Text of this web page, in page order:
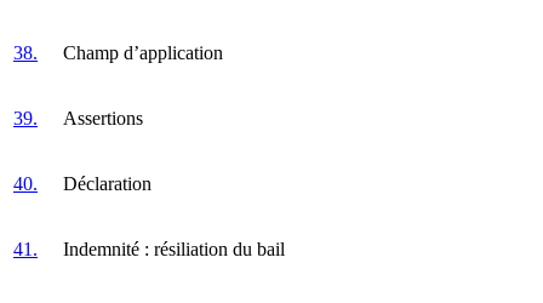
38. Champ d’application
39. Assertions
40. Déclaration
41. Indemnité : résiliation du bail